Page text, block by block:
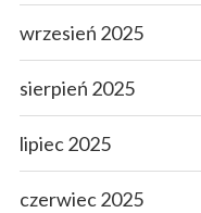
wrzesień 2025
sierpień 2025
lipiec 2025
czerwiec 2025